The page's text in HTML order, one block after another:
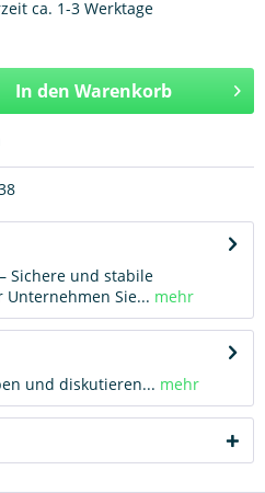
ca. 1-3 Werktage
In den Warenkorb
Sichere und stabile
Sie... mehr
und diskutieren... mehr